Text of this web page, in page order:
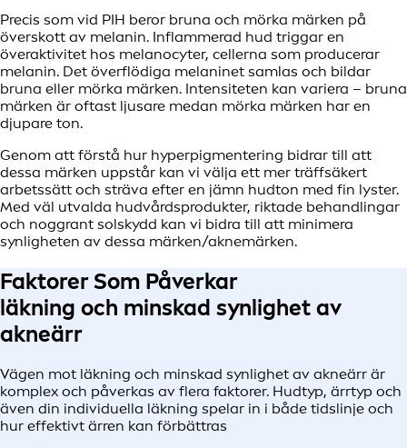
Precis som vid PIH beror bruna och mörka märken på
överskott av melanin. Inflammerad hud triggar en
överaktivitet hos melanocyter, cellerna som producerar
melanin. Det överflödiga melaninet samlas och bildar
bruna eller mörka märken. Intensiteten kan variera – bruna
märken är oftast ljusare medan mörka märken har en
djupare ton.
Genom att förstå hur hyperpigmentering bidrar till att
dessa märken uppstår kan vi välja ett mer träffsäkert
arbetssätt och sträva efter en jämn hudton med fin lyster.
Med väl utvalda hudvårdsprodukter, riktade behandlingar
och noggrant solskydd kan vi bidra till att minimera
synligheten av dessa märken/aknemärken.
Faktorer Som Påverkar
läkning och minskad synlighet av
akneärr
Vägen mot läkning och minskad synlighet av akneärr är
komplex och påverkas av flera faktorer. Hudtyp, ärrtyp och
även din individuella läkning spelar in i både tidslinje och
hur effektivt ärren kan förbättras